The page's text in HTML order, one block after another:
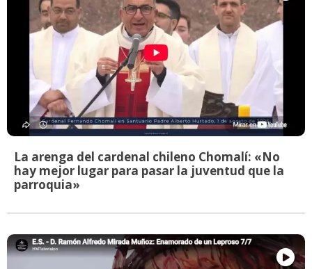
La arenga del cardenal chileno Chomalí: «No
hay mejor lugar para pasar la juventud que la
parroquia»